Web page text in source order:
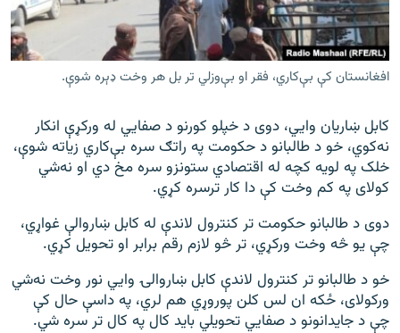
افغانستان کې بې‌کاري، فقر او بې‌وزلي تر بل هر وخت ډېره شوې.
کابل ښاریان وايي، دوی د خپلو کورنو د صفایي له ورکړې انکار
نه‌کوي، خو د طالبانو د حکومت په راتګ سره بې‌کاري زیاته شوې،
خلک په لویه کچه له اقتصادي ستونزو سره مخ دي او نه‌شي
کولای په کم وخت کې دا کار ترسره کړي.
دوی د طالبانو حکومت تر کنترول لاندې له کابل ښاروالې غواړي،
چې یو څه وخت ورکړي، تر څو لازم رقم برابر او تحویل کړي.
خو د طالبانو تر کنترول لاندې کابل ښاروالۍ وايي نور وخت نه‌شي
ورکولای، ځکه ان لس کلن پوروړي هم لري، په داسې حال کې
چې د جایدانونو د صفایي تحویلي باید کال په کال تر سره شي.